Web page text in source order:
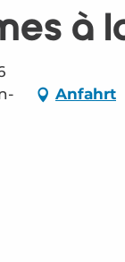
à
Anfahrt